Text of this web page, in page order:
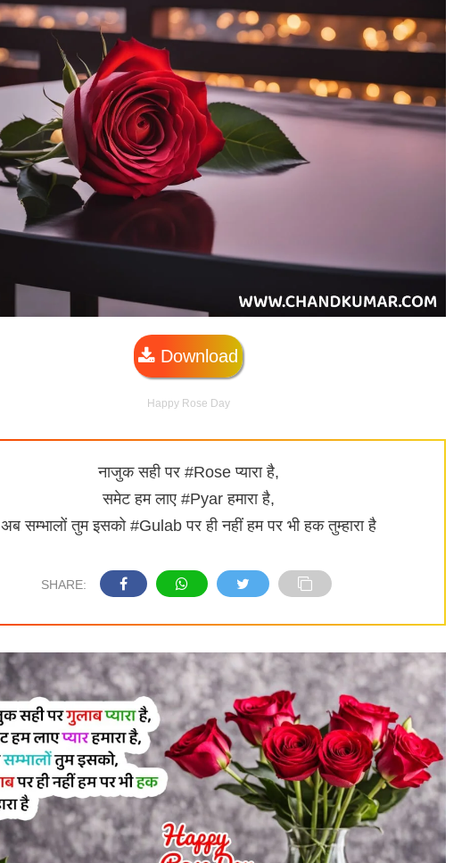
Download
Happy Rose Day
नाजुक सही पर #Rose प्यारा है,
समेट हम लाए #Pyar हमारा है,
अब सम्भालों तुम इसको #Gulab पर ही नहीं हम पर भी हक तुम्हारा है
SHARE: